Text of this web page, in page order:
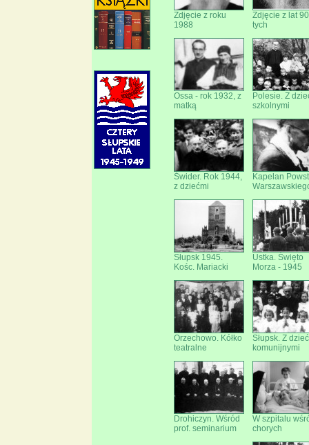
Zdjęcie z roku
1988
Zdjęcie z lat
tych
Ossa - rok 1932, z
matką
Polesie. Z
szkolnymi
Świder. Rok 1944,
z dziećmi
Kapelan
Słupsk 1945.
Kośc. Mariacki
Ustka. Święto
Morza - 1945
Orzechowo. Kółko
teatralne
Słupsk. Z
komunijnymi
Drohiczyn. Wśród
prof. seminarium
W szpitalu
chorych